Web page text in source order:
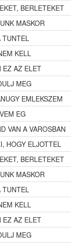
BERLETEKET
MASKOR
TUNTEL
KELL
EZ AZ ELET
MEG
EMLEKSZEM
EG
VAN A VAROSBAN
HOGY ELJOTTEL
BERLETEKET
MASKOR
TUNTEL
KELL
EZ AZ ELET
MEG